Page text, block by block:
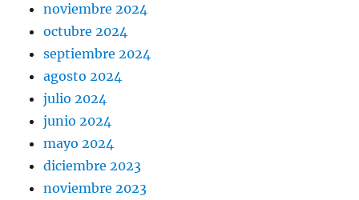
noviembre 2024
octubre 2024
septiembre 2024
agosto 2024
julio 2024
junio 2024
mayo 2024
diciembre 2023
noviembre 2023